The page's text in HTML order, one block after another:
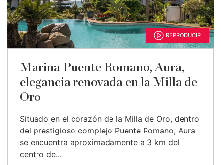
REPRODUCIR
Marina Puente Romano, Aura,
elegancia renovada en la Milla de
Oro
Situado en el corazón de la Milla de Oro, dentro
del prestigioso complejo Puente Romano, Aura
se encuentra aproximadamente a 3 km del
centro de...